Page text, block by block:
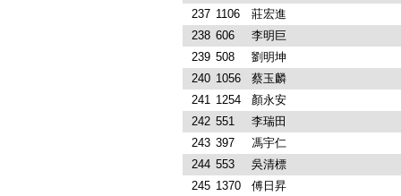
237 1106
莊宏進
238 606
李明巨
239 508
劉明坤
240 1056
蔡玉麟
241 1254
顏永安
242 551
李瑞田
243 397
馮宇仁
244 553
吳清標
245 1370
傅日昇